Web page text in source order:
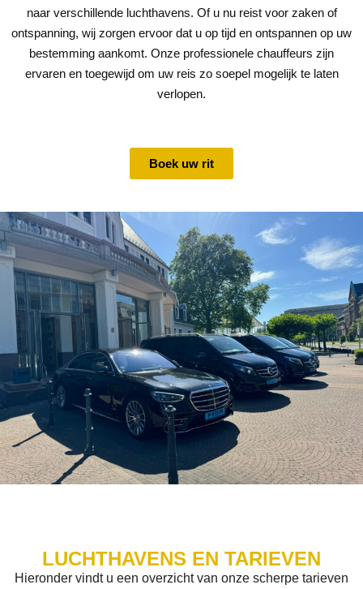
naar verschillende luchthavens. Of u nu reist voor zaken of
ontspanning, wij zorgen ervoor dat u op tijd en ontspannen op uw
bestemming aankomt. Onze professionele chauffeurs zijn
ervaren en toegewijd om uw reis zo soepel mogelijk te laten
verlopen.
Boek uw rit
LUCHTHAVENS EN TARIEVEN
Hieronder vindt u een overzicht van onze scherpe tarieven